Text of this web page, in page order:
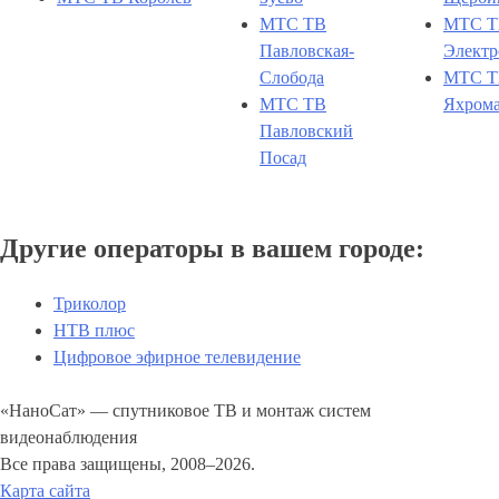
МТС ТВ
Павловская-
Слобода
МТС ТВ
Павловский
Посад
МТС
МТС
Другие операторы в вашем городе:
Триколор
НТВ плюс
Цифровое эфирное телевидение
«НаноСат» — спутниковое ТВ и монтаж систем
видеонаблюдения
Все права защищены, 2008–2026.
Карта сайта